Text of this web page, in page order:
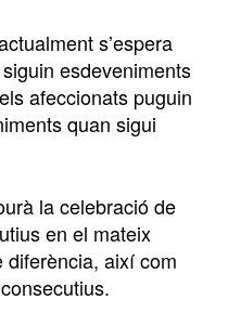
s’espera
esdeveniments
afeccionats puguin
quan sigui
la celebració de
en el mateix
així com